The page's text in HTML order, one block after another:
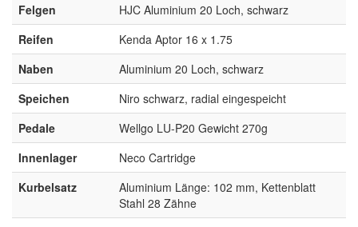
Felgen
HJC Aluminium 20 Loch, schwarz
Reifen
Kenda Aptor 16 x 1.75
Naben
Aluminium 20 Loch, schwarz
Speichen
Niro schwarz, radial eingespeicht
Pedale
Wellgo LU-P20 Gewicht 270g
Innenlager
Neco Cartridge
Kurbelsatz
Aluminium Länge: 102 mm, Kettenblatt
Stahl 28 Zähne